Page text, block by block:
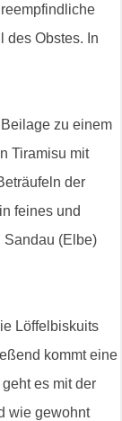
des Obstes. In
zu einem
Tiramisu mit
der
feines und
Sandau (Elbe)
Löffelbiskuits
kommt eine
es mit der
wie gewohnt